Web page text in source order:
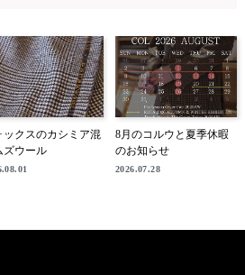
ックスのカシミア混
ズウール
8月のコルウと夏季休暇
のお知らせ
2026.07.28